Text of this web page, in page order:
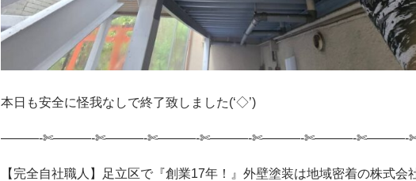
本日も安全に怪我なしで終了致しました(‘◇’)ゞ
———-✄———-✄———-✄———-✄———-✄———-✄———-✄———-
【完全自社職人】足立区で『創業17年！』外壁塗装は地域密着の株式会